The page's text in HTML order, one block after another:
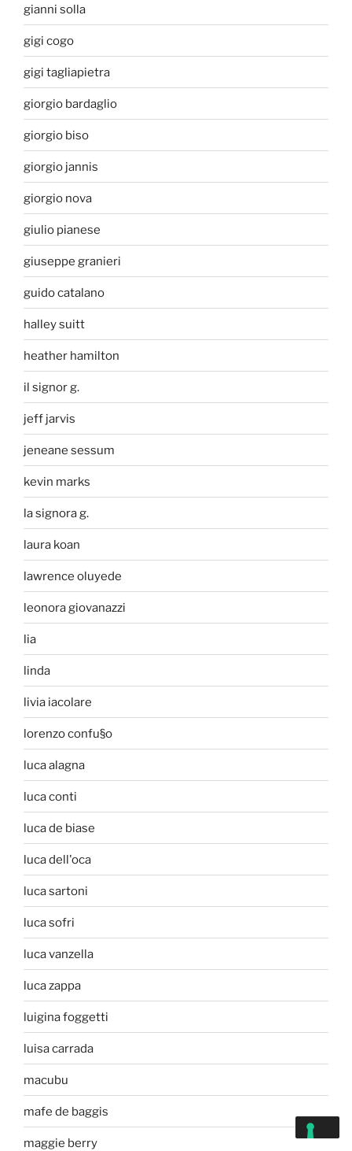
gianni solla
gigi cogo
gigi tagliapietra
giorgio bardaglio
giorgio biso
giorgio jannis
giorgio nova
giulio pianese
giuseppe granieri
guido catalano
halley suitt
heather hamilton
il signor g.
jeff jarvis
jeneane sessum
kevin marks
la signora g.
laura koan
lawrence oluyede
leonora giovanazzi
lia
linda
livia iacolare
lorenzo confu§o
luca alagna
luca conti
luca de biase
luca dell'oca
luca sartoni
luca sofri
luca vanzella
luca zappa
luigina foggetti
luisa carrada
macubu
mafe de baggis
maggie berry